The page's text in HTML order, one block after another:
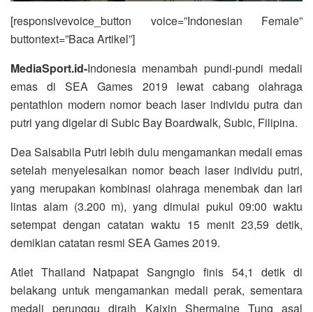
[responsivevoice_button voice=”Indonesian Female”
buttontext=”Baca Artikel”]
MediaSport.id-Indonesia menambah pundi-pundi medali
emas di SEA Games 2019 lewat cabang olahraga
pentathlon modern nomor beach laser individu putra dan
putri yang digelar di Subic Bay Boardwalk, Subic, Filipina.
Dea Salsabila Putri lebih dulu mengamankan medali emas
setelah menyelesaikan nomor beach laser individu putri,
yang merupakan kombinasi olahraga menembak dan lari
lintas alam (3.200 m), yang dimulai pukul 09:00 waktu
setempat dengan catatan waktu 15 menit 23,59 detik,
demikian catatan resmi SEA Games 2019.
Atlet Thailand Natpapat Sangngio finis 54,1 detik di
belakang untuk mengamankan medali perak, sementara
medali perunggu diraih Kaixin Shermaine Tung asal